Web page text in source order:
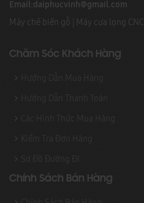
Email:daiphucvinh@gmail.com
Máy chế biến gỗ Máy cưa lọng CNC
Chăm Sóc Khách Hàng
Chính Sách Bán Hàng